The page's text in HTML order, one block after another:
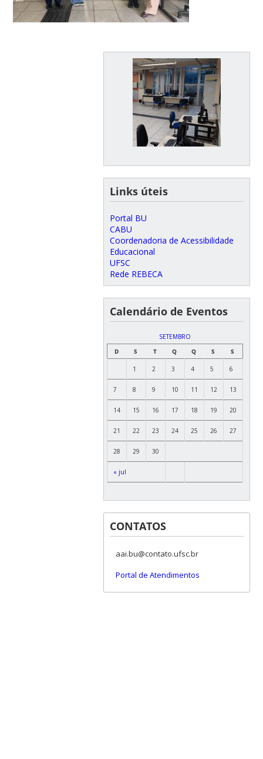
Links úteis
Portal BU
CABU
Coordenadoria de Acessibilidade
Educacional
UFSC
Rede REBECA
Calendário de Eventos
SETEMBRO
D
S T Q Q S S
« jul
1 2 3 4 5 6
7 8 9 10 11 12 13
14 15 16 17 18 19 20
21 22 23 24 25 26 27
28 29 30
CONTATOS
aai.bu@contato.ufsc.br
Portal de Atendimentos